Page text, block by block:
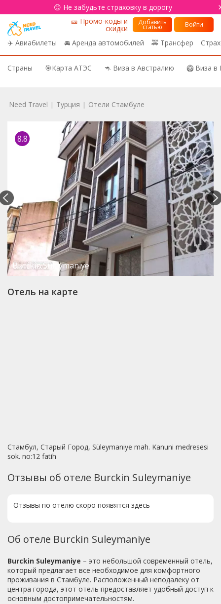
😊 Не забудьте страховку в дорогу
✈️ Авиабилеты 🚘 Аренда автомобилей 🚕 Трансфер
🎫 Промо-коды и
скидки
Добавить
статью Войти
Страны 🎯Карта АТЭС 🦘 Виза в Австралию 🥝 Виза
Need Travel | Турция | Отели Стамбуле
8.8
Burckin Suleymaniye
Отель на карте
Стамбул, Старый Город, Süleymaniye mah. Kanuni medresesi
sok. no:12 fatih
Отзывы об отеле Burckin Suleymaniye
Отзывы по отелю скоро появятся здесь
Об отеле Burckin Suleymaniye
Burckin Suleymaniye – это небольшой современный отель,
который предлагает все необходимое для комфортного
проживания в Стамбуле. Расположенный неподалеку от
центра города, этот отель предоставляет удобный доступ к
основным достопримечательностям.